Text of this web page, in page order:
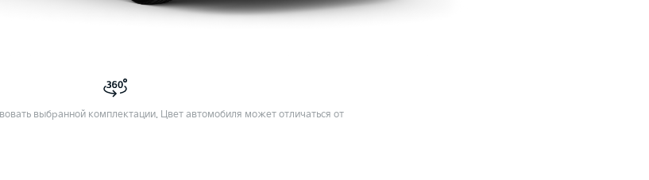
выбранной комплектации. Цвет автомобиля может отличаться от